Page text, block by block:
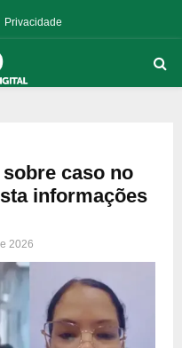
Privacidade
caso no
informações
2026